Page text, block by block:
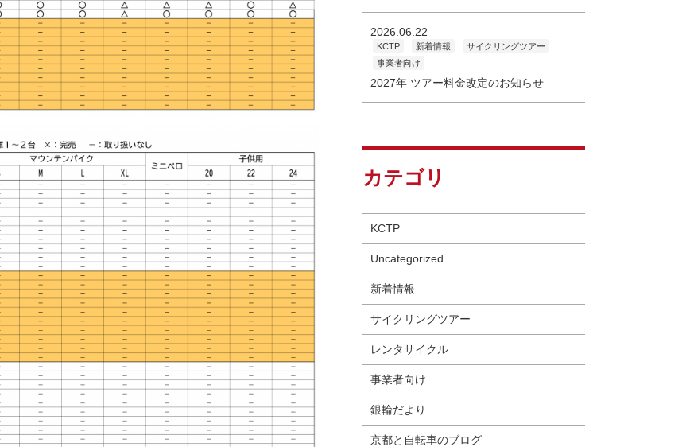
2026.06.22
KCTP 新着情報
サイクリングツアー
事業者向け
2027年 ツアー料金改定のお知らせ
カテゴリ
KCTP
Uncategorized
新着情報
サイクリングツアー
レンタサイクル
事業者向け
銀輪だより
京都と自転車のブログ